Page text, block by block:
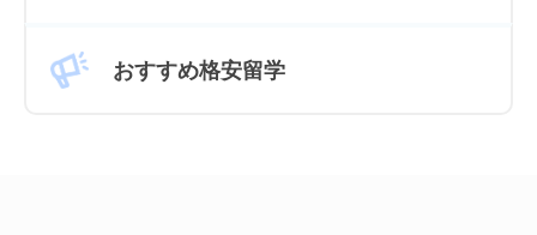
おすすめ格安留学